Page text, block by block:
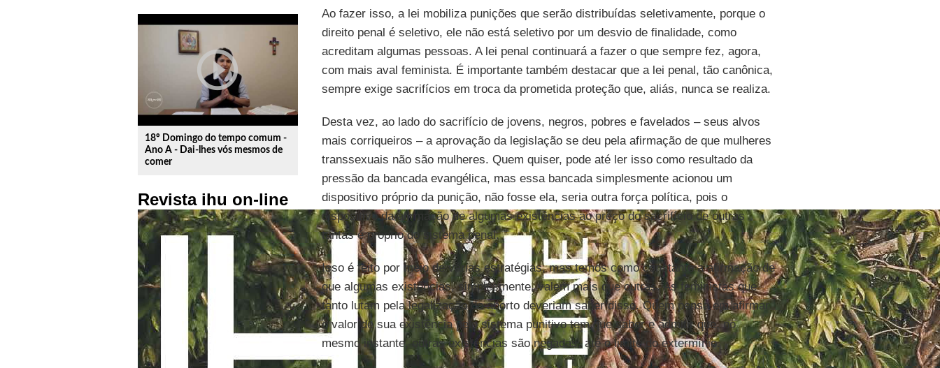
play_circle_outline
18º Domingo do tempo comum -
Ano A - Dai-lhes vós mesmos de
comer
Revista ihu on-line
Ao fazer isso, a lei mobiliza punições que serão distribuídas seletivamente, porque o
direito penal é seletivo, ele não está seletivo por um desvio de finalidade, como
acreditam algumas pessoas. A lei penal continuará a fazer o que sempre fez, agora,
com mais aval feminista. É importante também destacar que a lei penal, tão canônica,
sempre exige sacrifícios em troca da prometida proteção que, aliás, nunca se realiza.
Desta vez, ao lado do sacrifício de jovens, negros, pobres e favelados – seus alvos
mais corriqueiros – a aprovação da legislação se deu pela afirmação de que mulheres
transsexuais não são mulheres. Quem quiser, pode até ler isso como resultado da
pressão da bancada evangélica, mas essa bancada simplesmente acionou um
dispositivo próprio da punição, não fosse ela, seria outra força política, pois o
dispositivo da afirmação de algumas existências ao preço do sacrifício de outras
tantas é próprio do sistema penal.
Isso é feito por meio de várias estratégias, mas temos como constante a afirmação de
que algumas existências, simplesmente, valem mais que outras. As feministas que
tanto lutam pela legalização do aborto deveriam saber disso. Quem pensa em afirmar
o valor de sua existência pelo sistema punitivo tem que saber e admitir que, no
mesmo instante, outras existências são negadas, até o limite do extermínio.